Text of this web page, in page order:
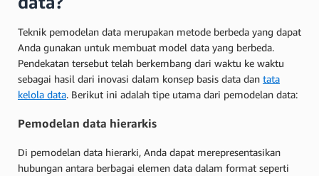
Teknik pemodelan data merupakan metode berbeda yang dapat
Anda gunakan untuk membuat model data yang berbeda.
Pendekatan tersebut telah berkembang dari waktu ke waktu
sebagai hasil dari inovasi dalam konsep basis data dan tata
kelola data. Berikut ini adalah tipe utama dari pemodelan data:
Pemodelan data hierarkis
Di pemodelan data hierarki, Anda dapat merepresentasikan
hubungan antara berbagai elemen data dalam format seperti